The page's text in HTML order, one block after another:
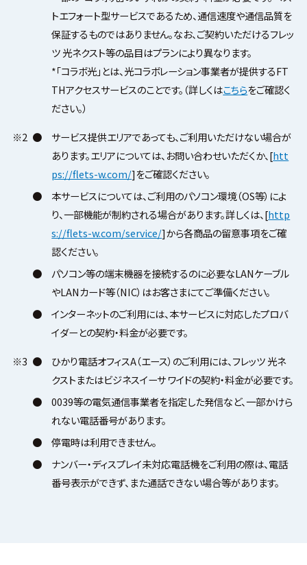
トエフォート型サービスであるため、通信速度や通信品質を
保証するものではありません。なお、ご契約いただけるフレッ
ツ 光ネクスト等の品目はプランにより異なります。
*「コラボ光」とは、光コラボレーション事業者が提供するFT
THアクセスサービスのことです。（詳しくはこちらをご確認く
ださい。）
※2 ●
サービス提供エリアであっても、ご利用いただけない場合が
あります。エリアについては、お問い合わせいただくか、[htt
ps://flets-w.com/]をご確認ください。
●
本サービスについては、ご利用のパソコン環境（OS等）によ
り、一部機能が制約される場合があります。詳しくは、[http
s://flets-w.com/service/]から各商品の留意事項をご確
認ください。
●
パソコン等の端末機器を接続するのに必要なLANケーブル
やLANカード等（NIC）はお客さまにてご準備ください。
●
インターネットのご利用には、本サービスに対応したプロバ
イダーとの契約・料金が必要です。
※3 ●
ひかり電話オフィスA（エース）のご利用には、フレッツ 光ネ
クストまたはビジネスイーサ ワイドの契約・料金が必要です。
●
0039等の電気通信事業者を指定した発信など、一部かけら
れない電話番号があります。
●
停電時は利用できません。
●
ナンバー・ディスプレイ未対応電話機をご利用の際は、電話
番号表示ができず、また通話できない場合等があります。